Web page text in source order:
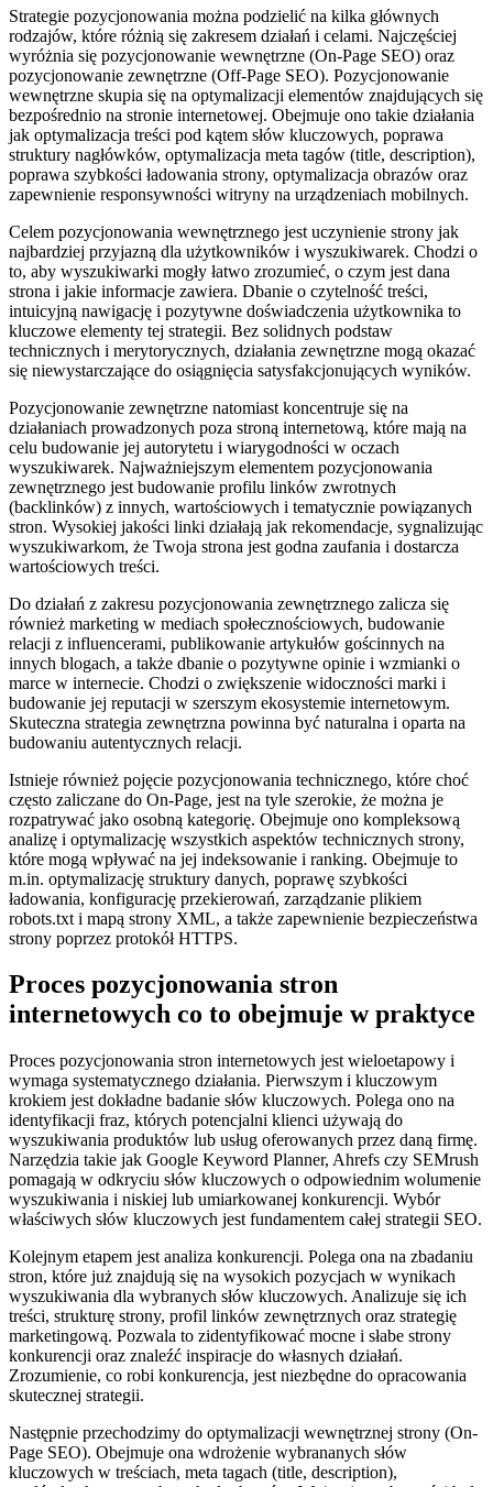
Strategie pozycjonowania można podzielić na kilka głównych
rodzajów, które różnią się zakresem działań i celami. Najczęściej
wyróżnia się pozycjonowanie wewnętrzne (On-Page SEO) oraz
pozycjonowanie zewnętrzne (Off-Page SEO). Pozycjonowanie
wewnętrzne skupia się na optymalizacji elementów znajdujących się
bezpośrednio na stronie internetowej. Obejmuje ono takie działania
jak optymalizacja treści pod kątem słów kluczowych, poprawa
struktury nagłówków, optymalizacja meta tagów (title, description),
poprawa szybkości ładowania strony, optymalizacja obrazów oraz
zapewnienie responsywności witryny na urządzeniach mobilnych.
Celem pozycjonowania wewnętrznego jest uczynienie strony jak
najbardziej przyjazną dla użytkowników i wyszukiwarek. Chodzi o
to, aby wyszukiwarki mogły łatwo zrozumieć, o czym jest dana
strona i jakie informacje zawiera. Dbanie o czytelność treści,
intuicyjną nawigację i pozytywne doświadczenia użytkownika to
kluczowe elementy tej strategii. Bez solidnych podstaw
technicznych i merytorycznych, działania zewnętrzne mogą okazać
się niewystarczające do osiągnięcia satysfakcjonujących wyników.
Pozycjonowanie zewnętrzne natomiast koncentruje się na
działaniach prowadzonych poza stroną internetową, które mają na
celu budowanie jej autorytetu i wiarygodności w oczach
wyszukiwarek. Najważniejszym elementem pozycjonowania
zewnętrznego jest budowanie profilu linków zwrotnych
(backlinków) z innych, wartościowych i tematycznie powiązanych
stron. Wysokiej jakości linki działają jak rekomendacje, sygnalizując
wyszukiwarkom, że Twoja strona jest godna zaufania i dostarcza
wartościowych treści.
Do działań z zakresu pozycjonowania zewnętrznego zalicza się
również marketing w mediach społecznościowych, budowanie
relacji z influencerami, publikowanie artykułów gościnnych na
innych blogach, a także dbanie o pozytywne opinie i wzmianki o
marce w internecie. Chodzi o zwiększenie widoczności marki i
budowanie jej reputacji w szerszym ekosystemie internetowym.
Skuteczna strategia zewnętrzna powinna być naturalna i oparta na
budowaniu autentycznych relacji.
Istnieje również pojęcie pozycjonowania technicznego, które choć
często zaliczane do On-Page, jest na tyle szerokie, że można je
rozpatrywać jako osobną kategorię. Obejmuje ono kompleksową
analizę i optymalizację wszystkich aspektów technicznych strony,
które mogą wpływać na jej indeksowanie i ranking. Obejmuje to
m.in. optymalizację struktury danych, poprawę szybkości
ładowania, konfigurację przekierowań, zarządzanie plikiem
robots.txt i mapą strony XML, a także zapewnienie bezpieczeństwa
strony poprzez protokół HTTPS.
Proces pozycjonowania stron
internetowych co to obejmuje w praktyce
Proces pozycjonowania stron internetowych jest wieloetapowy i
wymaga systematycznego działania. Pierwszym i kluczowym
krokiem jest dokładne badanie słów kluczowych. Polega ono na
identyfikacji fraz, których potencjalni klienci używają do
wyszukiwania produktów lub usług oferowanych przez daną firmę.
Narzędzia takie jak Google Keyword Planner, Ahrefs czy SEMrush
pomagają w odkryciu słów kluczowych o odpowiednim wolumenie
wyszukiwania i niskiej lub umiarkowanej konkurencji. Wybór
właściwych słów kluczowych jest fundamentem całej strategii SEO.
Kolejnym etapem jest analiza konkurencji. Polega ona na zbadaniu
stron, które już znajdują się na wysokich pozycjach w wynikach
wyszukiwania dla wybranych słów kluczowych. Analizuje się ich
treści, strukturę strony, profil linków zewnętrznych oraz strategię
marketingową. Pozwala to zidentyfikować mocne i słabe strony
konkurencji oraz znaleźć inspiracje do własnych działań.
Zrozumienie, co robi konkurencja, jest niezbędne do opracowania
skutecznej strategii.
Następnie przechodzimy do optymalizacji wewnętrznej strony (On-
Page SEO). Obejmuje ona wdrożenie wybrananych słów
kluczowych w treściach, meta tagach (title, description),